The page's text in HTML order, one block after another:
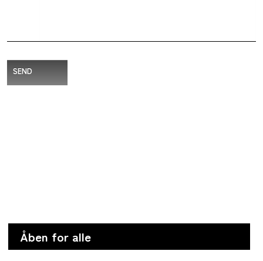
SEND
Åben for alle